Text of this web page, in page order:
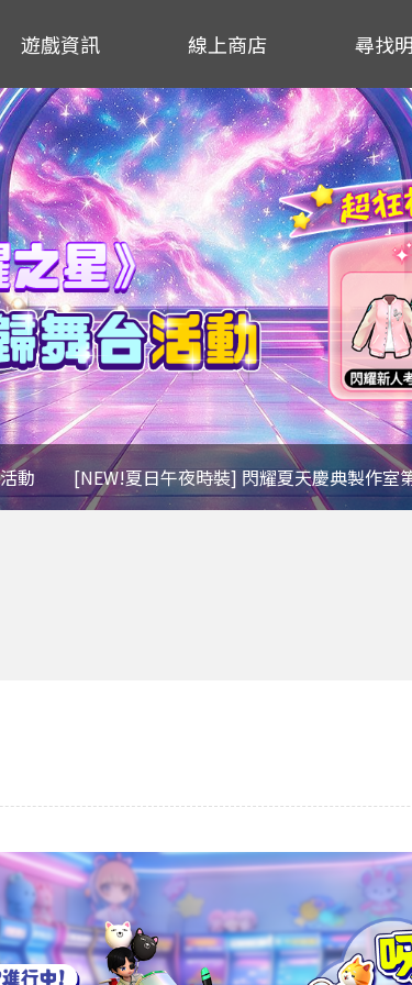
遊戲資訊 線上商店 尋找
動 [NEW!夏日午夜時裝] 閃耀夏天慶典製作室